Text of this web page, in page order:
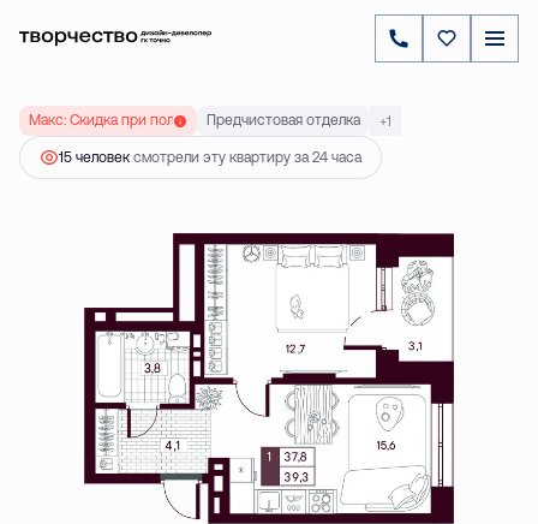
1-комнатная39.3 м
5 944 000 ₽
Макс: Скидка при полной оплате до 20 %
Предчистовая отделка +1
15 человек смотрели эту квартиру за 24 часа